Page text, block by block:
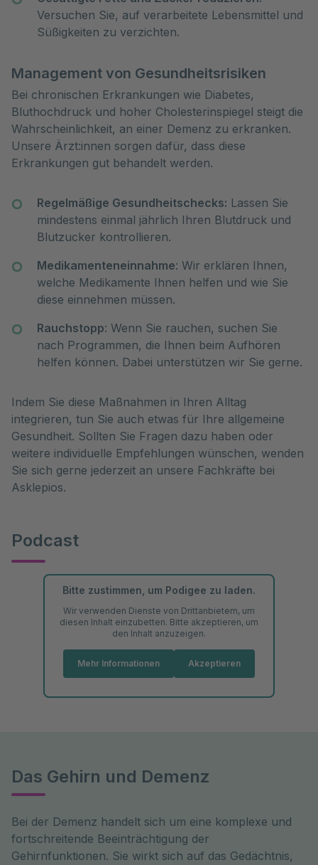
Versuchen Sie, auf verarbeitete Lebensmittel und
Süßigkeiten zu verzichten.
Management von Gesundheitsrisiken
Bei chronischen Erkrankungen wie Diabetes,
Bluthochdruck und hoher Cholesterinspiegel steigt die
Wahrscheinlichkeit, an einer Demenz zu erkranken.
Unsere Ärzt:innen sorgen dafür, dass diese
Erkrankungen gut behandelt werden.
Regelmäßige Gesundheitschecks: Lassen Sie
mindestens einmal jährlich Ihren Blutdruck und
Blutzucker kontrollieren.
Medikamenteneinnahme: Wir erklären Ihnen,
welche Medikamente Ihnen helfen und wie Sie
diese einnehmen müssen.
Rauchstopp: Wenn Sie rauchen, suchen Sie
nach Programmen, die Ihnen beim Aufhören
helfen können. Dabei unterstützen wir Sie gerne.
Indem Sie diese Maßnahmen in Ihren Alltag
integrieren, tun Sie auch etwas für Ihre allgemeine
Gesundheit. Sollten Sie Fragen dazu haben oder
weitere individuelle Empfehlungen wünschen, wenden
Sie sich gerne jederzeit an unsere Fachkräfte bei
Asklepios.
Podcast
Bitte zustimmen, um Podigee zu laden.
Wir verwenden Dienste von Drittanbietern, um
diesen Inhalt einzubetten. Bitte akzeptieren, um
den Inhalt anzuzeigen.
Mehr Informationen Akzeptieren
Das Gehirn und Demenz
Bei der Demenz handelt sich um eine komplexe und
fortschreitende Beeinträchtigung der
Gehirnfunktionen. Sie wirkt sich auf das Gedächtnis,